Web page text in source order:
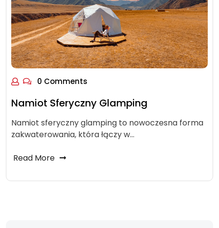
0 Comments
Namiot Sferyczny Glamping
Namiot sferyczny glamping to nowoczesna forma
zakwaterowania, która łączy w…
Read More